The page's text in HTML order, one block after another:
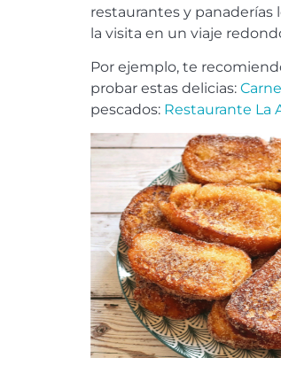
restaurantes y panaderías
la visita en un viaje
Por ejemplo, te
probar estas delicias:
pescados: Restaurante La